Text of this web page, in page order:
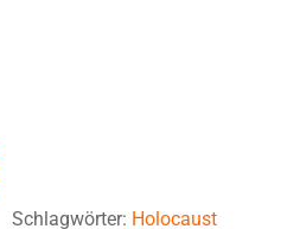
Schlagwörter: Holocaust